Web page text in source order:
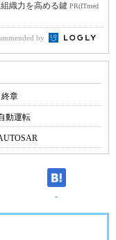
織力を高める鍵 PR(ITmed
by
章
動運転
-